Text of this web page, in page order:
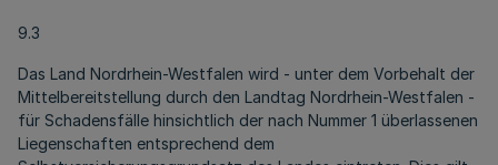
9.3
Das Land Nordrhein-Westfalen wird - unter dem Vorbehalt der
Mittelbereitstellung durch den Landtag Nordrhein-Westfalen -
für Schadensfälle hinsichtlich der nach Nummer 1 überlassenen
Liegenschaften entsprechend dem